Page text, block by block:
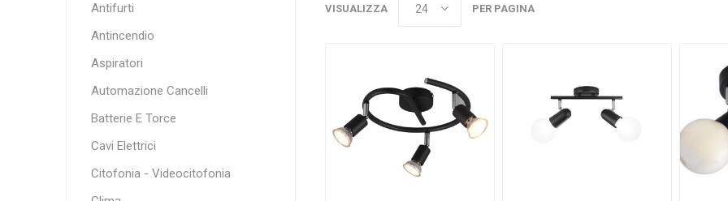
VISUALIZZA PER PAGINA
Antifurti
Antincendio
Aspiratori
Automazione Cancelli
Batterie E Torce
Cavi Elettrici
Citofonia - Videocitofonia